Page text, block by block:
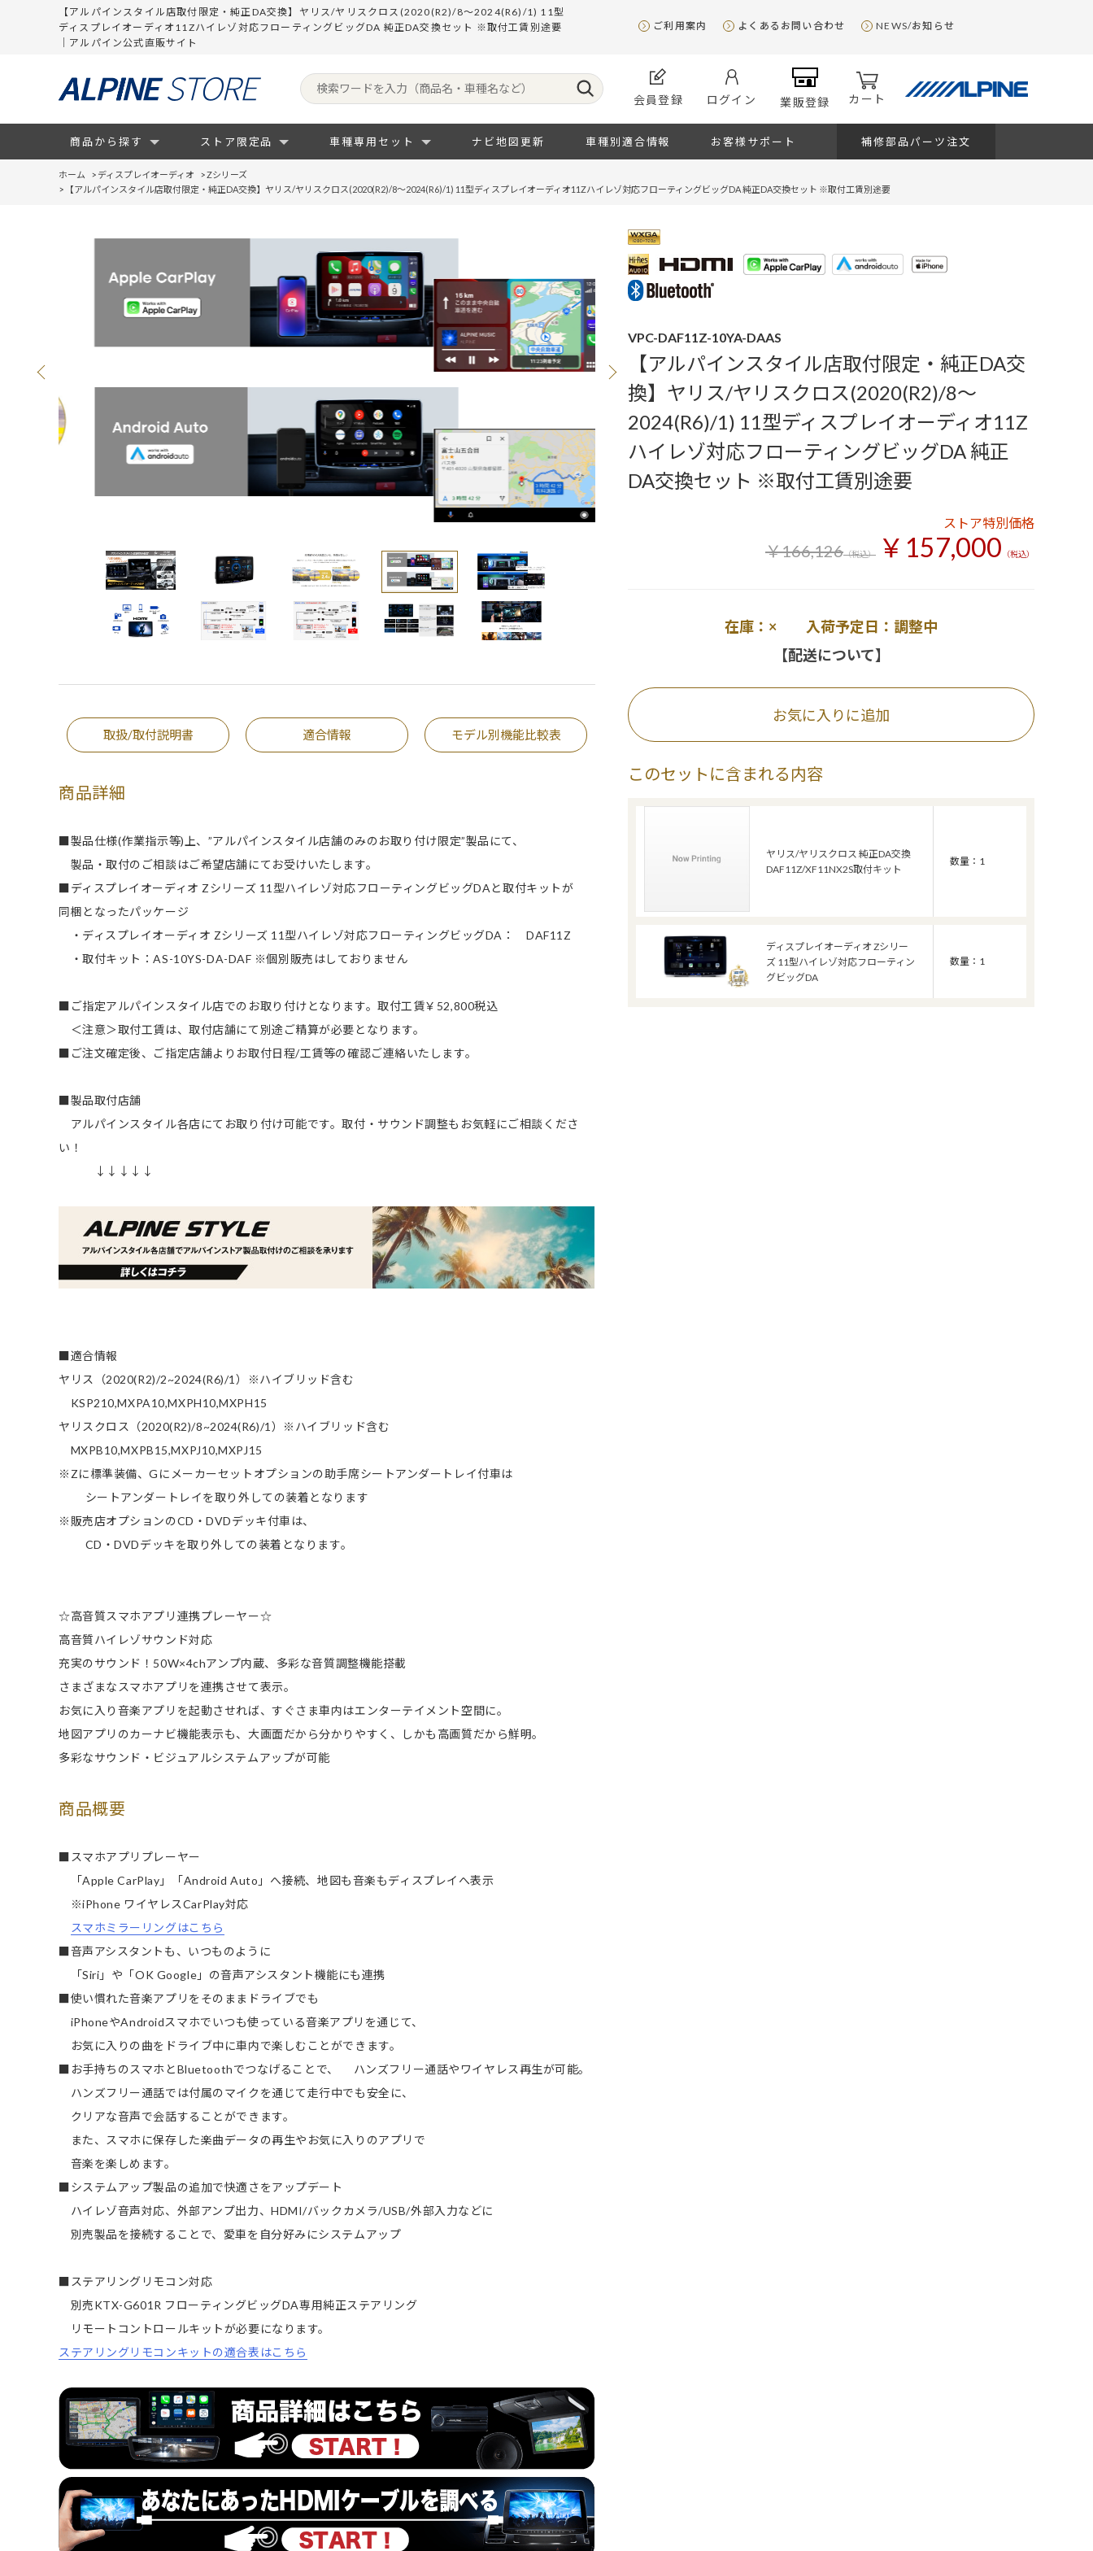
【アルパインスタイル店取付限定・純正DA交換】ヤリス/ヤリスクロス(2020(R2)/8～2024(R6)/1) 11型
ディスプレイオーディオ11Zハイレゾ対応フローティングビッグDA 純正DA交換セット ※取付工賃別途要
｜アルパイン公式直販サイト
ご利用案内 よくあるお問い合わせ NEWS/お知らせ
会員登録 ログイン 業販登録 カート
商品から探す ストア限定品 車種専用セット ナビ地図更新 車種別適合情報 お客様サポート 補修部品パーツ注文
ホーム > ディスプレイオーディオ >Zシリーズ
>
【アルパインスタイル店取付限定・純正DA交換】ヤリス/ヤリスクロス(2020(R2)/8～2024(R6)/1) 11型ディスプレイオーディオ11Zハイレゾ対応フローティングビッグDA 純正DA交換セット ※取付工賃別途要
取扱/取付説明書 適合情報 モデル別機能比較表
商品詳細
■製品仕様(作業指示等)上、”アルパインスタイル店舗のみのお取り付け限定”製品にて、
製品・取付のご相談はご希望店舗にてお受けいたします。
■ディスプレイオーディオ Zシリーズ 11型ハイレゾ対応フローティングビッグDAと取付キットが
同梱となったパッケージ
・ディスプレイオーディオ Zシリーズ 11型ハイレゾ対応フローティングビッグDA： DAF11Z
・取付キット：AS-10YS-DA-DAF ※個別販売はしておりません
■ご指定アルパインスタイル店でのお取り付けとなります。取付工賃￥52,800税込
＜注意＞取付工賃は、取付店舗にて別途ご精算が必要となります。
■ご注文確定後、ご指定店舗よりお取付日程/工賃等の確認ご連絡いたします。
■製品取付店舗
アルパインスタイル各店にてお取り付け可能です。取付・サウンド調整もお気軽にご相談くださ
い！
↓↓↓↓↓
■適合情報
ヤリス（2020(R2)/2~2024(R6)/1）※ハイブリッド含む
KSP210,MXPA10,MXPH10,MXPH15
ヤリスクロス（2020(R2)/8~2024(R6)/1）※ハイブリッド含む
MXPB10,MXPB15,MXPJ10,MXPJ15
※Zに標準装備、Gにメーカーセットオプションの助手席シートアンダートレイ付車は
シートアンダートレイを取り外しての装着となります
※販売店オプションのCD・DVDデッキ付車は、
CD・DVDデッキを取り外しての装着となります。
☆高音質スマホアプリ連携プレーヤー☆
高音質ハイレゾサウンド対応
充実のサウンド！50W×4chアンプ内蔵、多彩な音質調整機能搭載
さまざまなスマホアプリを連携させて表示。
お気に入り音楽アプリを起動させれば、すぐさま車内はエンターテイメント空間に。
地図アプリのカーナビ機能表示も、大画面だから分かりやすく、しかも高画質だから鮮明。
多彩なサウンド・ビジュアルシステムアップが可能
商品概要
■スマホアプリプレーヤー
「Apple CarPlay」「Android Auto」へ接続、地図も音楽もディスプレイへ表示
※iPhone ワイヤレスCarPlay対応
スマホミラーリングはこちら
■音声アシスタントも、いつものように
「Siri」や「OK Google」の音声アシスタント機能にも連携
■使い慣れた音楽アプリをそのままドライブでも
iPhoneやAndroidスマホでいつも使っている音楽アプリを通じて、
お気に入りの曲をドライブ中に車内で楽しむことができます。
■お手持ちのスマホとBluetoothでつなげることで、 ハンズフリー通話やワイヤレス再生が可能。
ハンズフリー通話では付属のマイクを通じて走行中でも安全に、
クリアな音声で会話することができます。
また、スマホに保存した楽曲データの再生やお気に入りのアプリで
音楽を楽しめます。
■システムアップ製品の追加で快適さをアップデート
ハイレゾ音声対応、外部アンプ出力、HDMI/バックカメラ/USB/外部入力などに
別売製品を接続することで、愛車を自分好みにシステムアップ
■ステアリングリモコン対応
別売KTX-G601R フローティングビッグDA専用純正ステアリング
リモートコントロールキットが必要になります。
ステアリングリモコンキットの適合表はこちら
VPC-DAF11Z-10YA-DAAS
【アルパインスタイル店取付限定・純正DA交
換】ヤリス/ヤリスクロス(2020(R2)/8～
2024(R6)/1) 11型ディスプレイオーディオ11Z
ハイレゾ対応フローティングビッグDA 純正
DA交換セット ※取付工賃別途要
ストア特別価格
￥166,126（税込） ￥157,000 （税込）
在庫：× 入荷予定日：調整中
【配送について】
このセットに含まれる内容
ヤリス/ヤリスクロス 純正DA交換
DAF11Z/XF11NX2S取付キット
数量：1
ディスプレイオーディオ Zシリー
ズ 11型ハイレゾ対応フローティン
グビッグDA
数量：1
お気に入りに追加